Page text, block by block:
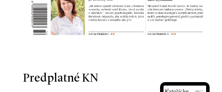
Predplatné KN